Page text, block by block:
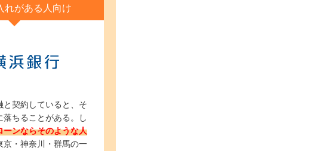
れがある人向け
と契約していると、そ
落ちることがある。し
ーンならそのような人
京・神奈川・群馬の一